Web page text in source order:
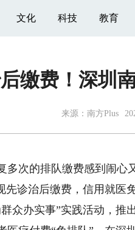
文化 科技 教育
缴费！深圳
来源： 南方Plus
次的排队缴费感到闹心
诊治后缴费，信用就医免
办实事”实践活动，推